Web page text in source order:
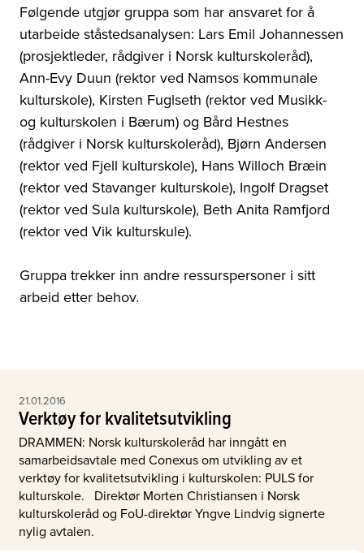
Følgende utgjør gruppa som har ansvaret for å
utarbeide ståstedsanalysen: Lars Emil Johannessen
(prosjektleder, rådgiver i Norsk kulturskoleråd),
Ann-Evy Duun (rektor ved Namsos kommunale
kulturskole), Kirsten Fuglseth (rektor ved Musikk-
og kulturskolen i Bærum) og Bård Hestnes
(rådgiver i Norsk kulturskoleråd), Bjørn Andersen
(rektor ved Fjell kulturskole), Hans Willoch Bræin
(rektor ved Stavanger kulturskole), Ingolf Dragset
(rektor ved Sula kulturskole), Beth Anita Ramfjord
(rektor ved Vik kulturskule).
Gruppa trekker inn andre ressurspersoner i sitt
arbeid etter behov.
21.01.2016
Verktøy for kvalitetsutvikling
DRAMMEN: Norsk kulturskoleråd har inngått en
samarbeidsavtale med Conexus om utvikling av et
verktøy for kvalitetsutvikling i kulturskolen: PULS for
kulturskole. Direktør Morten Christiansen i Norsk
kulturskoleråd og FoU-direktør Yngve Lindvig signerte
nylig avtalen.